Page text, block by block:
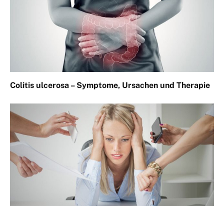
Colitis ulcerosa – Symptome, Ursachen und Therapie